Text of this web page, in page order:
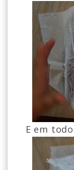
E em